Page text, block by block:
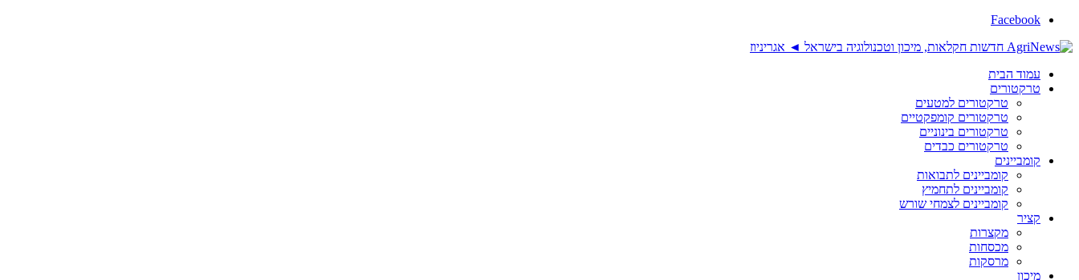
Facebook
עמוד הבית
טרקטורים
טרקטורים למטעים
טרקטורים קומפקטיים
טרקטורים בינוניים
טרקטורים כבדים
קומביינים
קומביינים לתבואות
קומביינים לתחמיץ
קומביינים לצמחי שורש
קציר
מקצרות
מכסחות
מרסקות
מיכון